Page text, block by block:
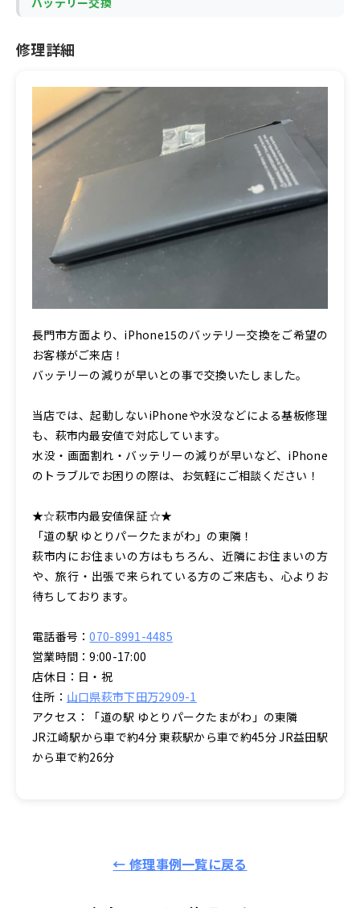
修理詳細
長門市方面より、iPhone15のバッテリー交換をご希望の
お客様がご来店！
バッテリーの減りが早いとの事で交換いたしました。
当店では、起動しないiPhoneや水没などによる基板修理
も、萩市内最安値で対応しています。
水没・画面割れ・バッテリーの減りが早いなど、iPhone
のトラブルでお困りの際は、お気軽にご相談ください！
★☆萩市内最安値保証 ☆★
「道の駅 ゆとりパークたまがわ」の東隣！
萩市内にお住まいの方はもちろん、近隣にお住まいの方
や、旅行・出張で来られている方のご来店も、心よりお
待ちしております。
電話番号：070-8991-4485
営業時間：9:00-17:00
店休日：日・祝
住所： 山口県萩市下田万2909-1
アクセス：「道の駅 ゆとりパークたまがわ」の東隣
JR江崎駅から車で約4分 東萩駅から車で約45分 JR益田駅
から車で約26分
← 修理事例一覧に戻る